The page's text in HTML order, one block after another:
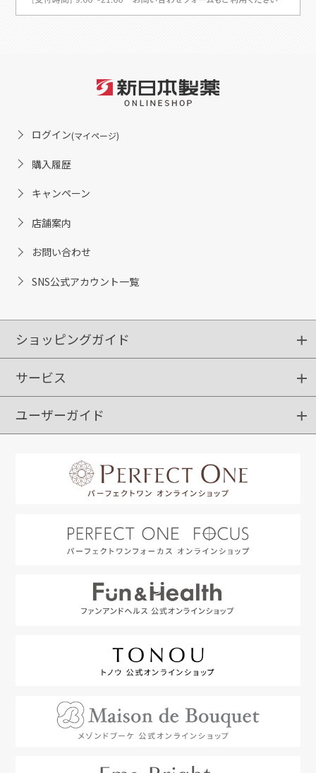
ログイン(マイページ)
購入履歴
キャンペーン
店舗案内
お問い合わせ
SNS公式アカウント一覧
ショッピングガイド
ショッピングガイド
ご注文方法
送料・配送
クーポンご利用方法
サービス
定期購入
ポイントサービス
お知らせメール
ユーザーガイド